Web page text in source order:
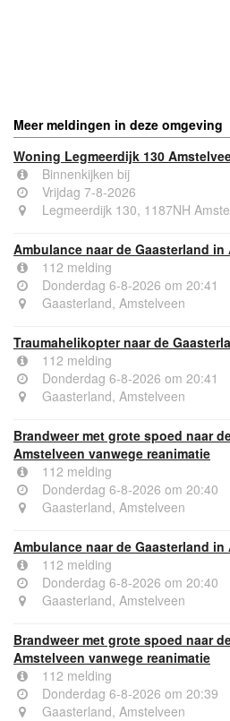
Meer meldingen in deze omgeving
Woning Legmeerdijk 130
Binnenkijken bij
Vrijdag 7-8-2026
Legmeerdijk 130, 1187NH
Ambulance naar de Gaasterland in
112 melding
Donderdag 6-8-2026 om 20:41
Gaasterland, Amstelveen
Traumahelikopter naar de
112 melding
Donderdag 6-8-2026 om 20:41
Gaasterland, Amstelveen
Brandweer met grote spoed naar
Amstelveen vanwege reanimatie
112 melding
Donderdag 6-8-2026 om 20:40
Gaasterland, Amstelveen
Ambulance naar de Gaasterland in
112 melding
Donderdag 6-8-2026 om 20:40
Gaasterland, Amstelveen
Brandweer met grote spoed naar
Amstelveen vanwege reanimatie
112 melding
Donderdag 6-8-2026 om 20:39
Gaasterland, Amstelveen